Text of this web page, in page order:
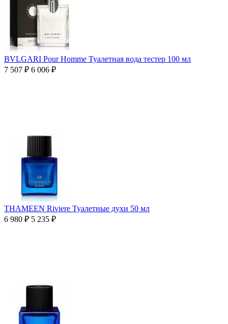
BVLGARI Pour Homme Туалетная вода тестер 100 мл
7 507 ₽ 6 006 ₽
THAMEEN Riviere Туалетные духи 50 мл
6 980 ₽ 5 235 ₽